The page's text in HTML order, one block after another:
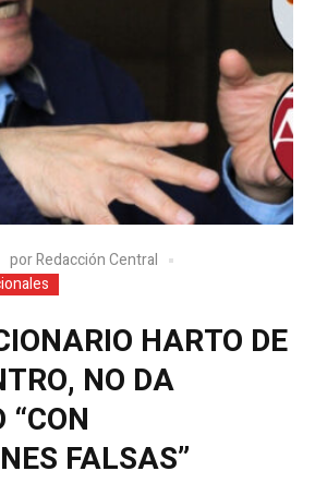
porRedacción Central
HARTO DE
NO DA
“CON
FALSAS”